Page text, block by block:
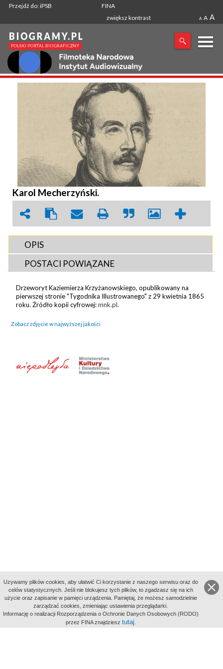
Przejdź do: iPSB
FINA
zwiększ kontrast
A A A
X
SZUKANA FRAZA
Karol Mecherzyński.
OPIS
POSTACI POWIĄZANE
Drzeworyt Kaziemierza Krzyżanowskiego, opublikowany na
pierwszej stronie "Tygodnika Illustrowanego" z 29 kwietnia 1865
roku. Źródło kopii cyfrowej:mnk.pl.
Zobacz zdjęcie w najwyższej jakości
aktywności
Uzywamy plików cookies, aby ułatwić Ci korzystanie z naszego serwisu oraz do
celów statystycznych. Jeśli nie blokujesz tych plików, to zgadzasz się na ich
użycie oraz zapisanie w pamięci urządzenia. Pamiętaj, że możesz samodzielnie
zarządzać cookies, zmieniając ustawienia przeglądarki.
Informację o realizacji Rozporządzenia o Ochronie Danych Osobowych (RODO)
przez FINA znajdziesz tutaj